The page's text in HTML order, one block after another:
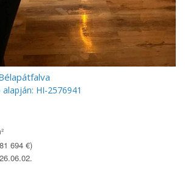
HI-2576941
694 €)